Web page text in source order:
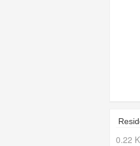
0.22